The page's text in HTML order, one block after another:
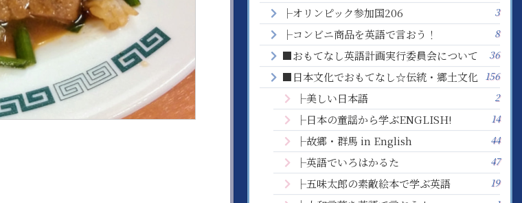
├オリンピック参加国206 3
├コンビニ商品を英語で言おう！ 8
■おもてなし英語計画実行委員会について 36
■日本文化でおもてなし☆伝統・郷土文化 156
├美しい日本語 2
├日本の童謡から学ぶENGLISH! 14
├故郷・群馬 in English 44
├英語でいろはかるた 47
├五味太郎の素敵絵本で学ぶ英語 19